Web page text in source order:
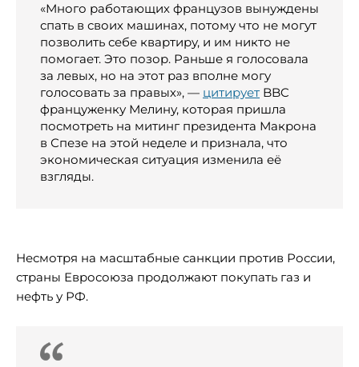
«Много работающих французов вынуждены
спать в своих машинах, потому что не могут
позволить себе квартиру, и им никто не
помогает. Это позор. Раньше я голосовала
за левых, но на этот раз вполне могу
голосовать за правых», — цитирует BBC
француженку Мелину, которая пришла
посмотреть на митинг президента Макрона
в Спезе на этой неделе и признала, что
экономическая ситуация изменила её
взгляды.
Несмотря на масштабные санкции против России,
страны Евросоюза продолжают покупать газ и
нефть у РФ.